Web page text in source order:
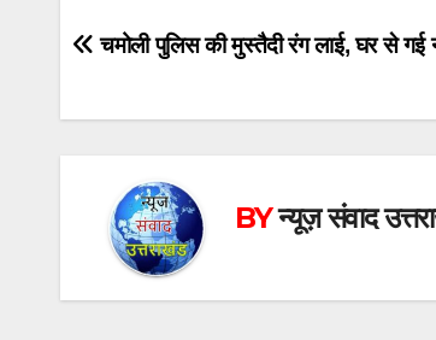
Post
चमोली पुलिस की मुस्तैदी रंग लाई, घर से गई
BYन्यूज़ संवाद